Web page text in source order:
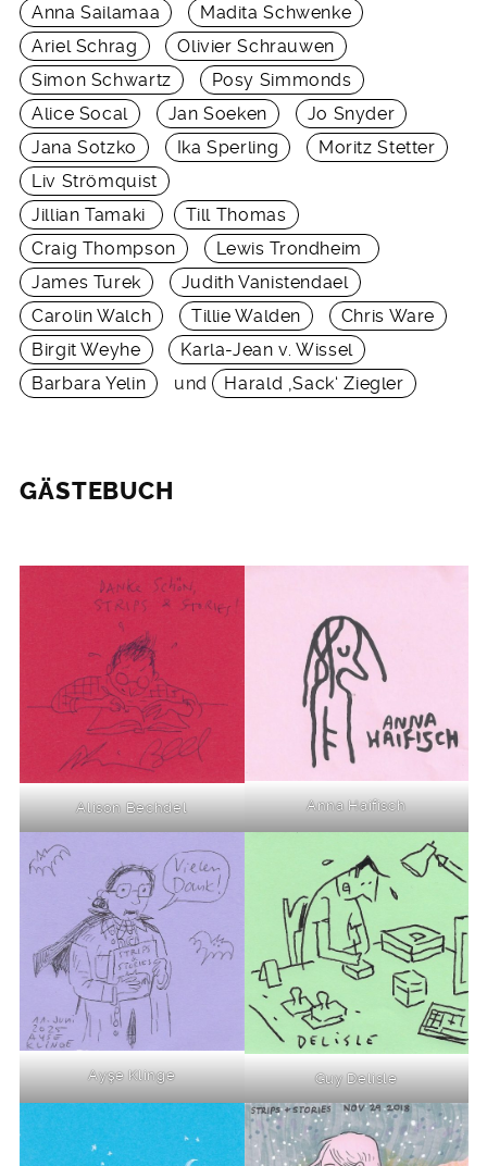
Anna Sailamaa
Madita Schwenke
Ariel Schrag
Olivier Schrauwen
Simon Schwartz
Posy Simmonds
Alice Socal
Jan Soeken
Jo Snyder
Jana Sotzko
Ika Sperling
Moritz Stetter
Liv Strömquist
Jillian Tamaki
Till Thomas
Craig Thompson
Lewis Trondheim
James Turek
Judith Vanistendael
Carolin Walch
Tillie Walden
Chris Ware
Birgit Weyhe
Karla-Jean v. Wissel
Barbara Yelin
und Harald ‚Sack‘ Ziegler
GÄSTEBUCH
Alison Bechdel Anna Haifisch
Ayşe Klinge Guy Delisle